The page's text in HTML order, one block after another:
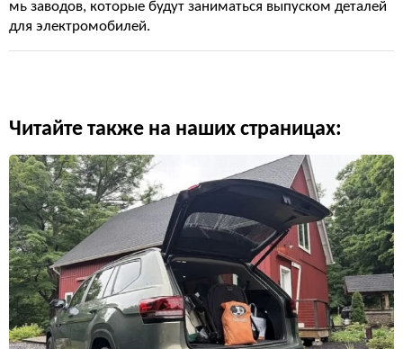
мь заводов, которые будут заниматься выпуском деталей
для электромобилей.
Читайте также на наших страницах: